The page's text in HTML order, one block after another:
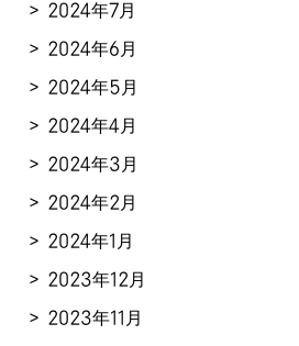
2024年7月
2024年6月
2024年5月
2024年4月
2024年3月
2024年2月
2024年1月
2023年12月
2023年11月